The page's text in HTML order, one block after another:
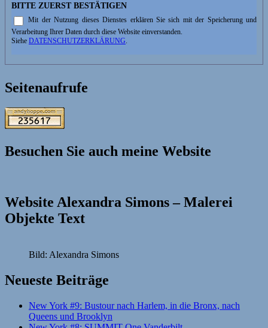
BITTE ZUERST BESTÄTIGEN
Mit der Nutzung dieses Dienstes erklären Sie sich mit der Speicherung und
Verarbeitung Ihrer Daten durch diese Website einverstanden.
Siehe DATENSCHUTZERKLÄRUNG
Seitenaufrufe
Besuchen Sie auch meine Website
Website Alexandra Simons – Malerei
Objekte Text
Bild: Alexandra Simons
Neueste Beiträge
New York #9: Bustour nach Harlem, in die Bronx, nach
Queens und Brooklyn